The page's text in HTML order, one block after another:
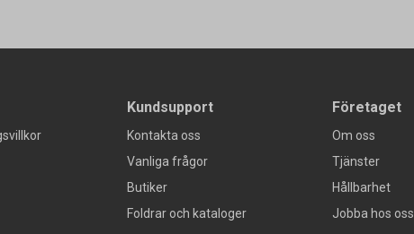
Kundsupport
Kontakta oss
Vanliga frågor
Butiker
Foldrar och kataloger
Företaget
Om oss
Tjänster
Hållbarhet
Jobba hos oss